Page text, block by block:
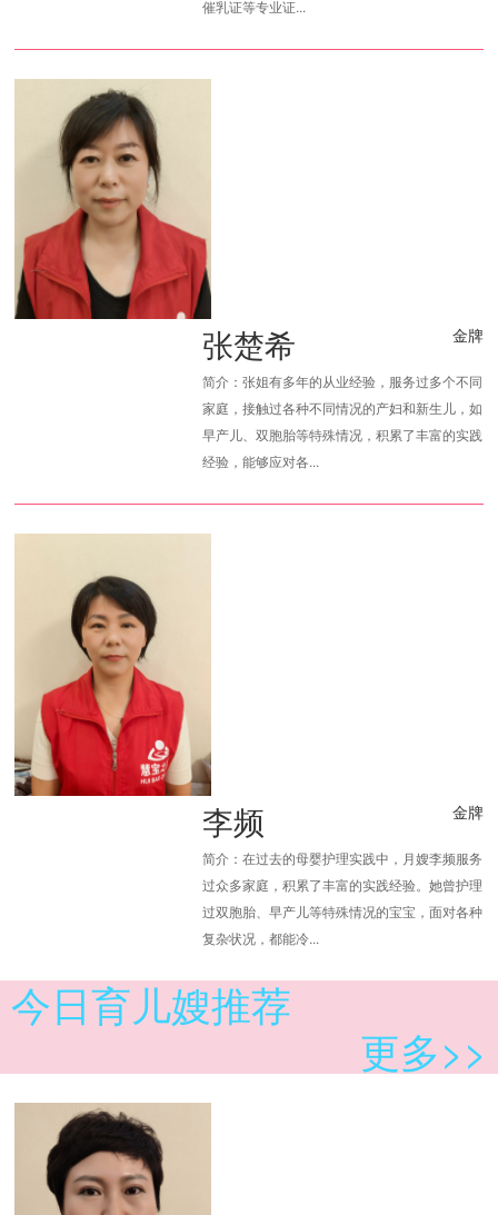
催乳证等专业证...
张楚希 金牌
简介：张姐有多年的从业经验，服务过多个不同
家庭，接触过各种不同情况的产妇和新生儿，如
早产儿、双胞胎等特殊情况，积累了丰富的实践
经验，能够应对各...
李频 金牌
简介：在过去的母婴护理实践中，月嫂李频服务
过众多家庭，积累了丰富的实践经验。她曾护理
过双胞胎、早产儿等特殊情况的宝宝，面对各种
复杂状况，都能冷...
今日育儿嫂推荐
更多>>